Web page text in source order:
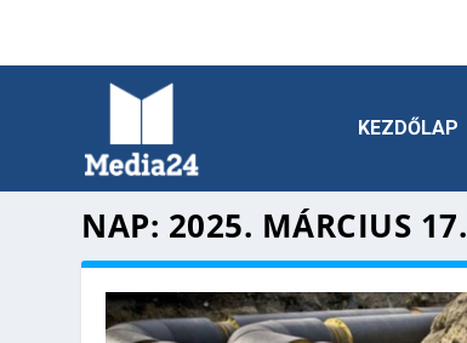
KEZDŐLAP
NAP: 2025. MÁRCIUS 17.